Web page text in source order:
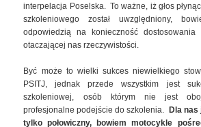
interpelacja Poselska. To ważne, iż głos
szkoleniowego został uwzględniony,
odpowiedzią na konieczność
otaczającej nas rzeczywistości.
Być może to wielki sukces niewielkiego
PSITJ, jednak przede wszystkim jest
szkoleniowej, osób którym nie jest
profesjonalne podejście do szkolenia.
Dla
tylko połowiczny, bowiem motocykle